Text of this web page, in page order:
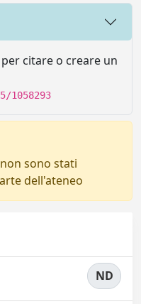
citare o creare un
1058293
sono stati
dell'ateneo
ND